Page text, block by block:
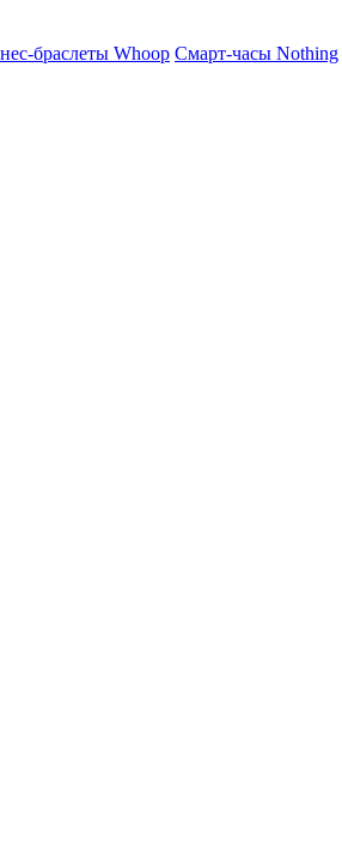
браслеты Whoop Смарт-часы Nothing